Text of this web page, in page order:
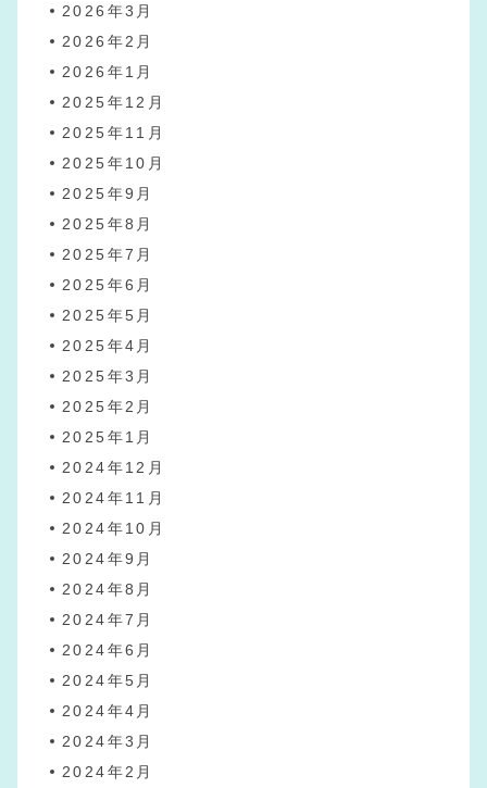
2026年3月
2026年2月
2026年1月
2025年12月
2025年11月
2025年10月
2025年9月
2025年8月
2025年7月
2025年6月
2025年5月
2025年4月
2025年3月
2025年2月
2025年1月
2024年12月
2024年11月
2024年10月
2024年9月
2024年8月
2024年7月
2024年6月
2024年5月
2024年4月
2024年3月
2024年2月